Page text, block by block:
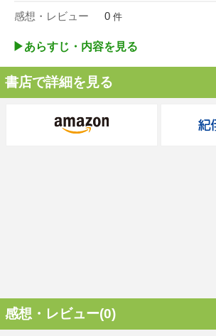
感想・レビュー 0 件
▶︎あらすじ・内容を見る
書店で詳細を見る
感想・レビュー(0)